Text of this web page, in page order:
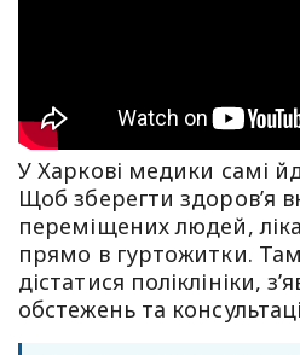
У Харкові медики самі
Щоб зберегти здоров’я
переміщених людей,
прямо в гуртожитки.
дістатися поліклініки,
обстежень та